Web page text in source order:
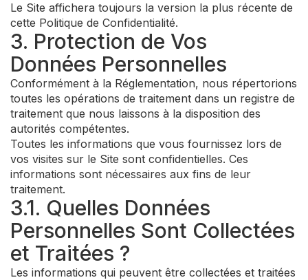
Le Site affichera toujours la version la plus récente de
cette Politique de Confidentialité.
3. Protection de Vos
Données Personnelles
Conformément à la Réglementation, nous répertorions
toutes les opérations de traitement dans un registre de
traitement que nous laissons à la disposition des
autorités compétentes.
Toutes les informations que vous fournissez lors de
vos visites sur le Site sont confidentielles. Ces
informations sont nécessaires aux fins de leur
traitement.
3.1. Quelles Données
Personnelles Sont Collectées
et Traitées ?
Les informations qui peuvent être collectées et traitées